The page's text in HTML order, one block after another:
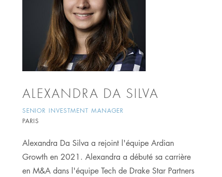
ALEXANDRA DA SILVA
SENIOR INVESTMENT MANAGER
PARIS
Alexandra Da Silva a rejoint l'équipe Ardian
Growth en 2021. Alexandra a débuté sa carrière
en M&A dans l'équipe Tech de Drake Star Partners